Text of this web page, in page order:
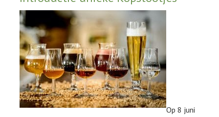
Op 8 juni